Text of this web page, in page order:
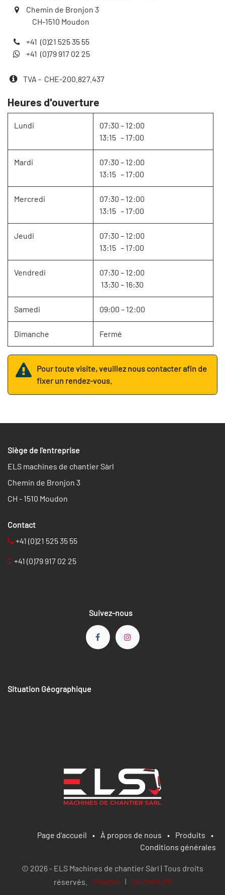
Chemin de Bronjon 3
​ CH-1510 Moudon
+41 (0)21 525 35 55
+41 (0)79 917 02 25
TVA- CHE-200.827.437
Heures d'ouverture
Lundi
07:30 – 12:00
13:15 – 17:00
Mardi
07:30 – 12:00
13:15 – 17:00
Mercredi
07:30 – 12:00
13:15 – 17:00
Jeudi
07:30 – 12:00
13:15 – 17:00
Vendredi
07:30 – 12:00
13:30 – 16:30
Samedi 09:00 – 12:00
Dimanche Fermé
Pour toute visite, veuillez nous contacter afin de
fixer un rendez-vous.
Siège de l'entreprise
ELS machines de chantier Sàrl
Chemin de Bronjon 3
CH - 1510 Moudon
​​Contact
+41 (0)21 525 35 55
+41 (0)79 917 02 25
Suivez-nous
Situation Géographique
Page d'accueil • À propos de nous • Produits
•
Conditions générales
© 2026 - ELS Machines de chantier Sàrl | Tous droits
réservés.
Français | Deutsch (CH)